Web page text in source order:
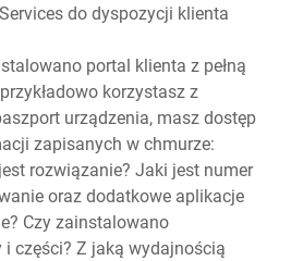
do dyspozycji klienta
portal klienta z pełną
korzystasz z
urządzenia, masz dostęp
zapisanych w chmurze:
rozwiązanie? Jaki jest numer
oraz dodatkowe aplikacje
Czy zainstalowano
i części? Z jaką wydajnością